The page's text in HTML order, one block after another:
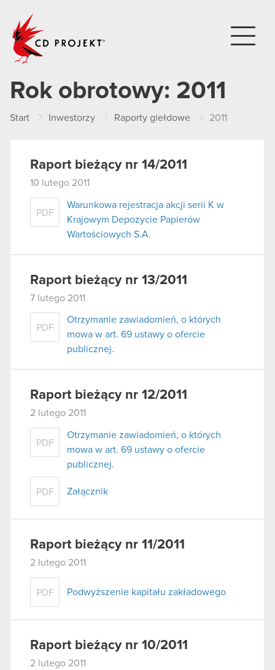
Rok obrotowy: 2011
Start Inwestorzy Raporty giełdowe 2011
Raport bieżący nr 14/2011
10 lutego 2011
PDF
Warunkowa rejestracja akcji serii K w
Krajowym Depozycie Papierów
Wartościowych S.A.
Raport bieżący nr 13/2011
7 lutego 2011
PDF
Otrzymanie zawiadomień, o których
mowa w art. 69 ustawy o ofercie
publicznej.
Raport bieżący nr 12/2011
2 lutego 2011
PDF
Otrzymanie zawiadomień, o których
mowa w art. 69 ustawy o ofercie
publicznej.
PDF Załącznik
Raport bieżący nr 11/2011
2 lutego 2011
PDF Podwyższenie kapitału zakładowego
Raport bieżący nr 10/2011
2 lutego 2011